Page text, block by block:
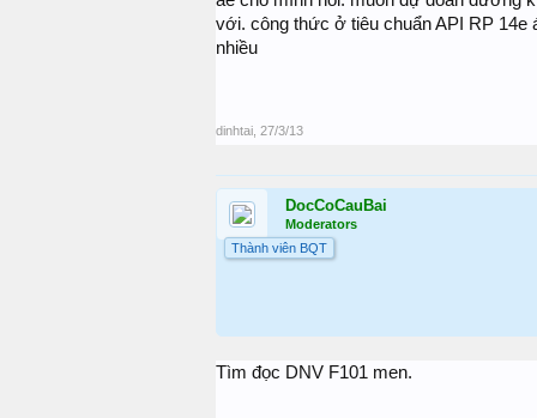
với. công thức ở tiêu chuẩn API RP 14e
nhiều
dinhtai 27/3/13
DocCoCauBai
Moderators
Thành viên BQT
Tìm đọc DNV F101 men.